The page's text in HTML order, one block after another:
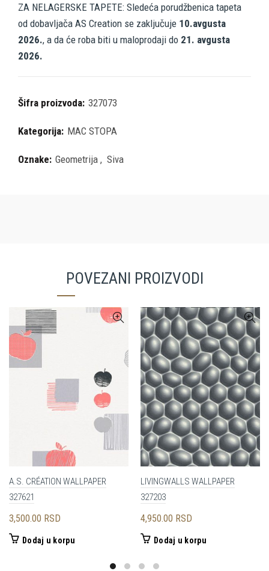
ZA NELAGERSKE TAPETE: Sledeća porudžbenica tapeta
od dobavljača AS Creation se zaključuje 10.avgusta
2026., a da će roba biti u maloprodaji do 21. avgusta
2026.
Šifra proizvoda: 327073
Kategorija: MAC STOPA
Oznake: Geometrija , Siva
POVEZANI PROIZVODI
A.S. CRÉATION WALLPAPER
327621
3,500.00 RSD
Dodaj u korpu
LIVINGWALLS WALLPAPER
327203
4,950.00 RSD
Dodaj u korpu